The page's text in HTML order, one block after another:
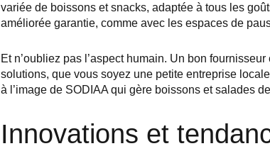
variée de boissons et snacks, adaptée à tous les
améliorée garantie, comme avec les espaces de
Et n’oubliez pas l’aspect humain. Un bon
solutions, que vous soyez une petite entreprise
à l’image de SODIAA qui gère boissons et salades
Innovations et